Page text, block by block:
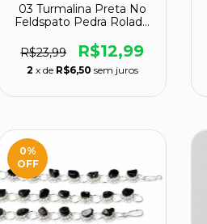
03 Turmalina Preta No
Feldspato Pedra Rolado
R$23,99
R$12,99
2 x de R$6,50 sem juros
0%
OFF